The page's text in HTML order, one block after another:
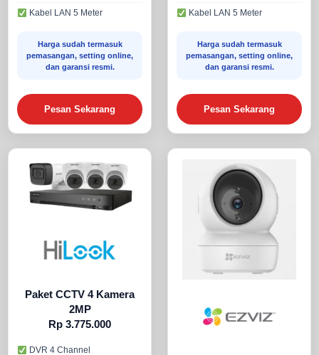
Kabel LAN 5 Meter
Harga sudah termasuk
pemasangan, setting online,
dan garansi resmi.
Pesan Sekarang
Kabel LAN 5 Meter
Harga sudah termasuk
pemasangan, setting online,
dan garansi resmi.
Pesan Sekarang
Paket CCTV 4 Kamera
2MP
Rp 3.775.000
DVR 4 Channel